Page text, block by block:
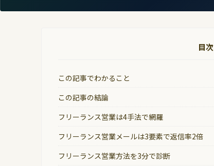
目次
この記事でわかること
この記事の結論
フリーランス営業は4手法で網羅
フリーランス営業メールは3要素で返信率2倍
フリーランス営業方法を3分で診断